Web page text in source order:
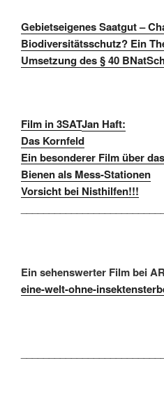
Gebietseigenes Saatgut –
Biodiversitätsschutz? Ein
Umsetzung des § 40
Film in 3SATJan Haft:
Das Kornfeld
Ein besonderer Film über
Bienen als Mess-Stationen
Vorsicht bei Nisthilfen!!!
Ein sehenswerter Film bei
eine-welt-ohne-